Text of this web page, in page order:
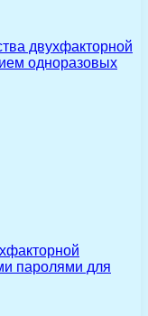
двухфакторной
одноразовых
паролями для